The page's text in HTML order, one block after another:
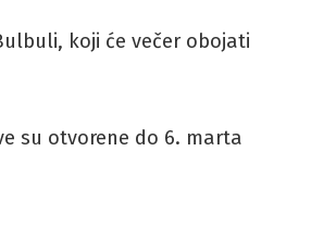
koji će večer obojati
su otvorene do 6. marta